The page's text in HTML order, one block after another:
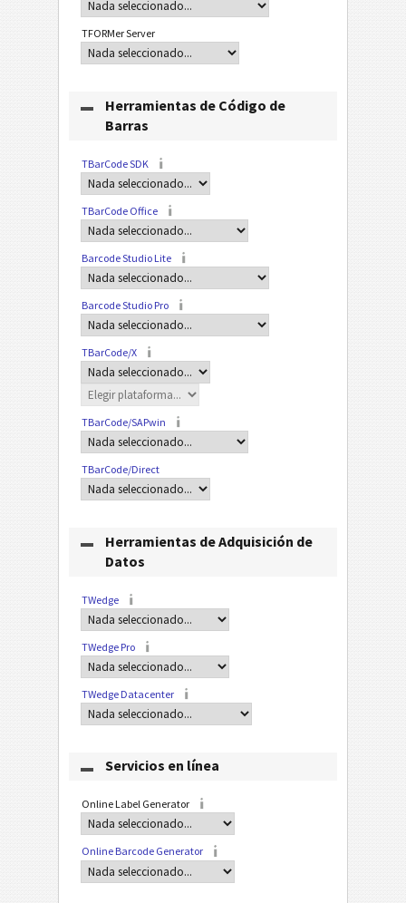
TFORMer Server
Herramientas de Código de
Barras
TBarCode SDK
TBarCode Office
Barcode Studio Lite
Barcode Studio Pro
TBarCode/X
TBarCode/SAPwin
TBarCode/Direct
Herramientas de Adquisición de
Datos
TWedge
TWedge Pro
TWedge Datacenter
Servicios en línea
Online Label Generator
Online Barcode Generator